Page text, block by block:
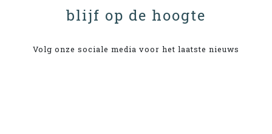
blijf op de hoogte
Volg onze sociale media voor het laatste nieuws